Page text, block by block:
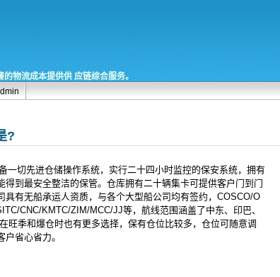
物流成本提供供 应链综合服务。
?
切先进仓储操作系统，实行二十四小时监控的保安系统，拥有
到最安全整洁的保管。仓库拥有二十辆集卡可提供客户门到门
有无船承运人资质，与各个大型船公司均有签约，COSCO/O
CNC/KMTC/ZIM/MCC/JJ等，航线范围涵盖了中东、印巴、
旺季和爆仓时也有更多选择，保有仓位比较多，仓位可随意调
省心省力。